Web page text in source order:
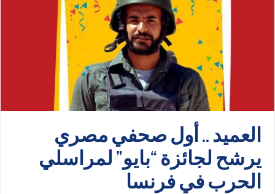
العميد .. أول صحفي مصري
يرشح لجائزة “بايو” لمراسلي
الحرب في فرنسا